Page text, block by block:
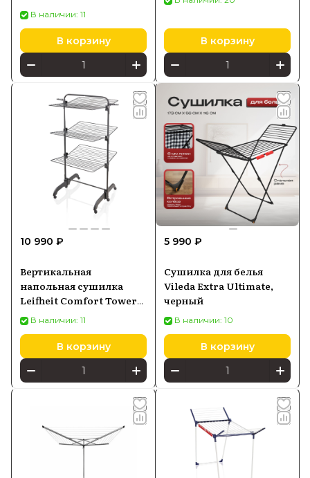
В наличии: 11
В корзину В корзину
10 990 ₽
Вертикальная
напольная сушилка
Leifheit Comfort Tower
420 Black (81691)
В наличии: 11
В корзину
5 990 ₽
Сушилка для белья
Vileda Extra Ultimate,
черный
В наличии: 10
В корзину